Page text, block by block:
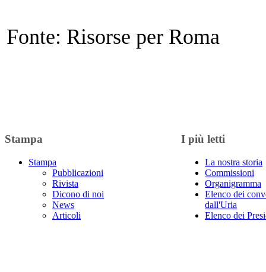
Fonte: Risorse per Roma
Stampa
Stampa
Pubblicazioni
Rivista
Dicono di noi
News
Articoli
I più letti
La nostra storia
Commissioni
Organigramma
Elenco dei
dall'Uria
Elenco dei